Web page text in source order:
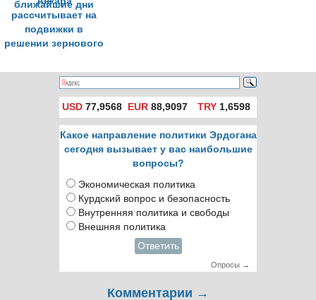
рассчитывает на
подвижки в
решении зернового
ближайшие дни
USD 77,9568 EUR 88,9097 TRY1,6598
Какое направление политики Эрдогана
сегодня вызывает у вас наибольшие
вопросы?
Экономическая политика
Курдский вопрос и безопасность
Внутренняя политика и свободы
Внешняя политика
Ответить
Опросы →
Комментарии →